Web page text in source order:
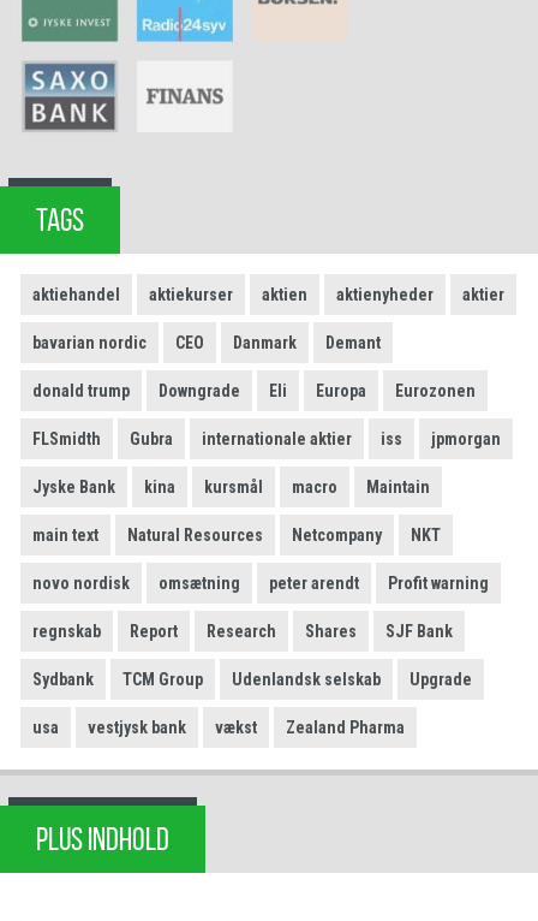
TAGS
aktiehandel aktiekurser aktien aktienyheder aktier
bavarian nordic CEO Danmark Demant
donald trump Downgrade Eli Europa Eurozonen
FLSmidth Gubra internationale aktier iss jpmorgan
Jyske Bank kina kursmål macro Maintain
main text Natural Resources Netcompany NKT
novo nordisk omsætning peter arendt Profit warning
regnskab Report Research Shares SJF Bank
Sydbank TCM Group Udenlandsk selskab Upgrade
usa vestjysk bank vækst Zealand Pharma
PLUS INDHOLD